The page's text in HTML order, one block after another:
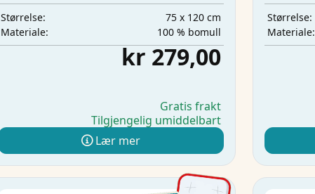
Størrelse:
75 x 120 cm
Materiale:
100 % bomull
kr 279,00
Gratis frakt
Tilgjengelig umiddelbart
Lær mer
Størrelse:
Materiale: